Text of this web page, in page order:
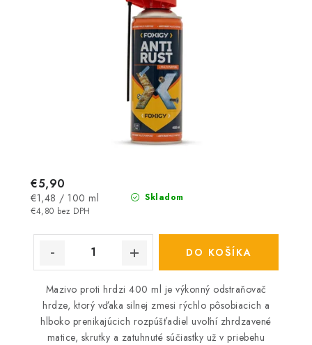
Skladom
€4,80 bez DPH
€5,90
Jednotková
cena:
€1,48 / 100 ml
DO KOŠÍKA
Mazivo proti hrdzi 400 ml je výkonný odstraňovač
hrdze, ktorý vďaka silnej zmesi rýchlo pôsobiacich a
hlboko prenikajúcich rozpúšťadiel uvoľní zhrdzavené
matice, skrutky a zatuhnuté súčiastky už v priebehu